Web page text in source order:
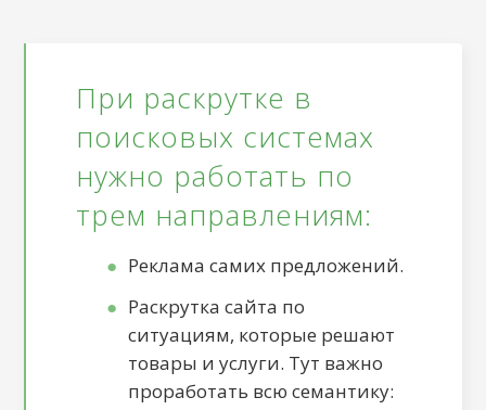
При раскрутке в
поисковых системах
нужно работать по
трем направлениям:
Реклама самих предложений.
Раскрутка сайта по
ситуациям, которые решают
товары и услуги. Тут важно
проработать всю семантику: